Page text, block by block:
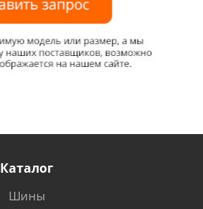
Каталог
Шины